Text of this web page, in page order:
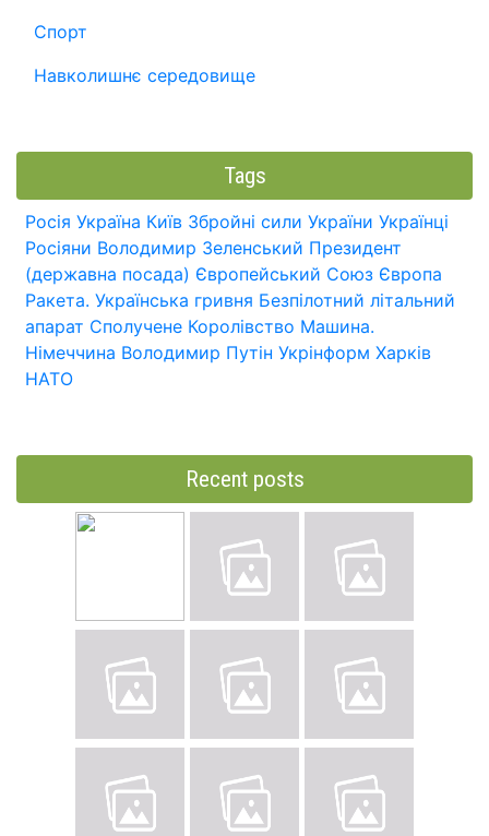
Спорт
Навколишнє середовище
Tags
Росія Україна Київ Збройні сили України Українці
Росіяни Володимир Зеленський Президент
(державна посада) Європейський Союз Європа
Ракета. Українська гривня Безпілотний літальний
апарат Сполучене Королівство Машина.
Німеччина Володимир Путін Укрінформ Харків
НАТО
Recent posts